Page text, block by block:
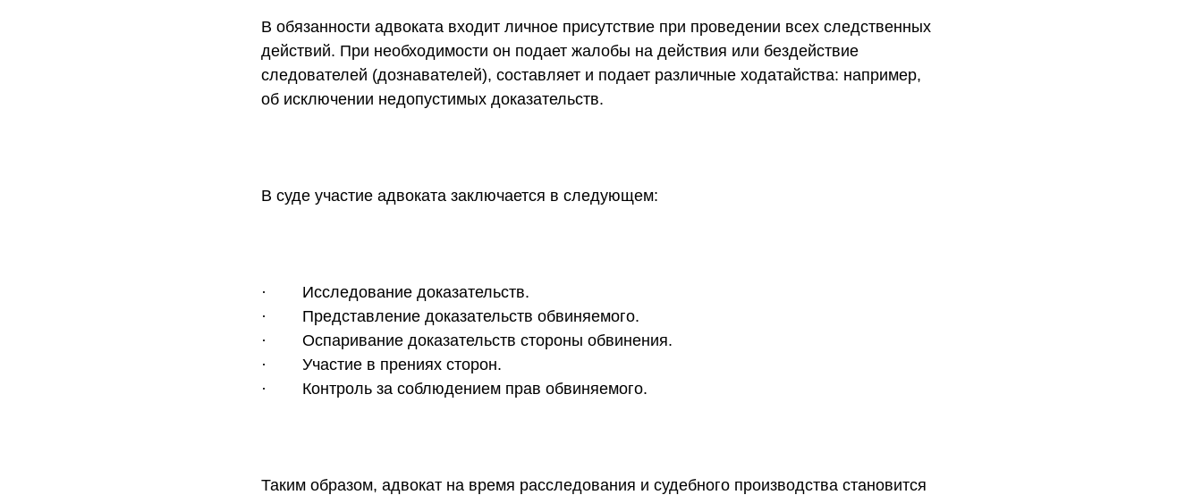
В обязанности адвоката входит личное присутствие при проведении всех следственных
действий. При необходимости он подает жалобы на действия или бездействие
следователей (дознавателей), составляет и подает различные ходатайства: например,
об исключении недопустимых доказательств.
В суде участие адвоката заключается в следующем:
· Исследование доказательств.
· Представление доказательств обвиняемого.
· Оспаривание доказательств стороны обвинения.
· Участие в прениях сторон.
· Контроль за соблюдением прав обвиняемого.
Таким образом, адвокат на время расследования и судебного производства становится